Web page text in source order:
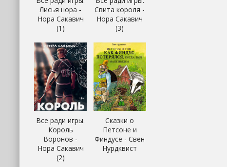
Лисья нора -
Нора Сакавич
(1)
Свита короля -
Нора Сакавич
(3)
Все ради игры.
Король
Воронов -
Нора Сакавич
(2)
Сказки о
Петсоне и
Финдусе - Свен
Нурдквист